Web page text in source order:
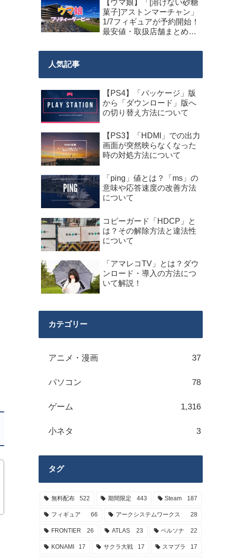
【ウマ娘】「[溶けない砂糖
菓子]アストンマーチャン」
1/7フィギュアが予約開始！
最安値・取扱店舗まとめ
人気記事
【PS4】「パッケージ」版
から「ダウンロード」版へ
の切り替え方法について
【PS3】「HDMI」での出力
画面が突然映らなくなった
時の対処方法について
「ping」値とは？「ms」の
意味や応答速度の改善方法
について
コピーガード「HDCP」と
は？その解除方法と違法性
について
「アマレコTV」とは？ダウ
ンロード・導入の方法につ
いて解説！
カテゴリー
アニメ・漫画 37
パソコン 78
ゲーム 1,316
小ネタ 3
タグ
無料配布 522 期間限定 443 Steam 187
フィギュア 66 アークシステムワークス 28
FRONTIER 26 ATLAS 23 ペルソナ 22
KONAMI 17 サクラ大戦 17 スマブラ 17